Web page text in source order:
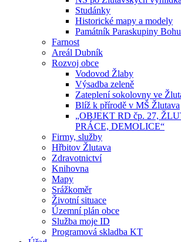
Studánky
Historické mapy a modely
Památník Paraskupiny
Farnost
Areál Dubník
Rozvoj obce
Vodovod Žlaby
Výsadba zeleně
Zateplení sokolovny ve
Blíž k přírodě v MŠ Žlutava
„OBJEKT RD čp. 27,
PRÁCE, DEMOLICE“
Firmy, služby
Hřbitov Žlutava
Zdravotnictví
Knihovna
Mapy
Srážkoměr
Životní situace
Územní plán obce
Služba moje ID
Programová skladba KT